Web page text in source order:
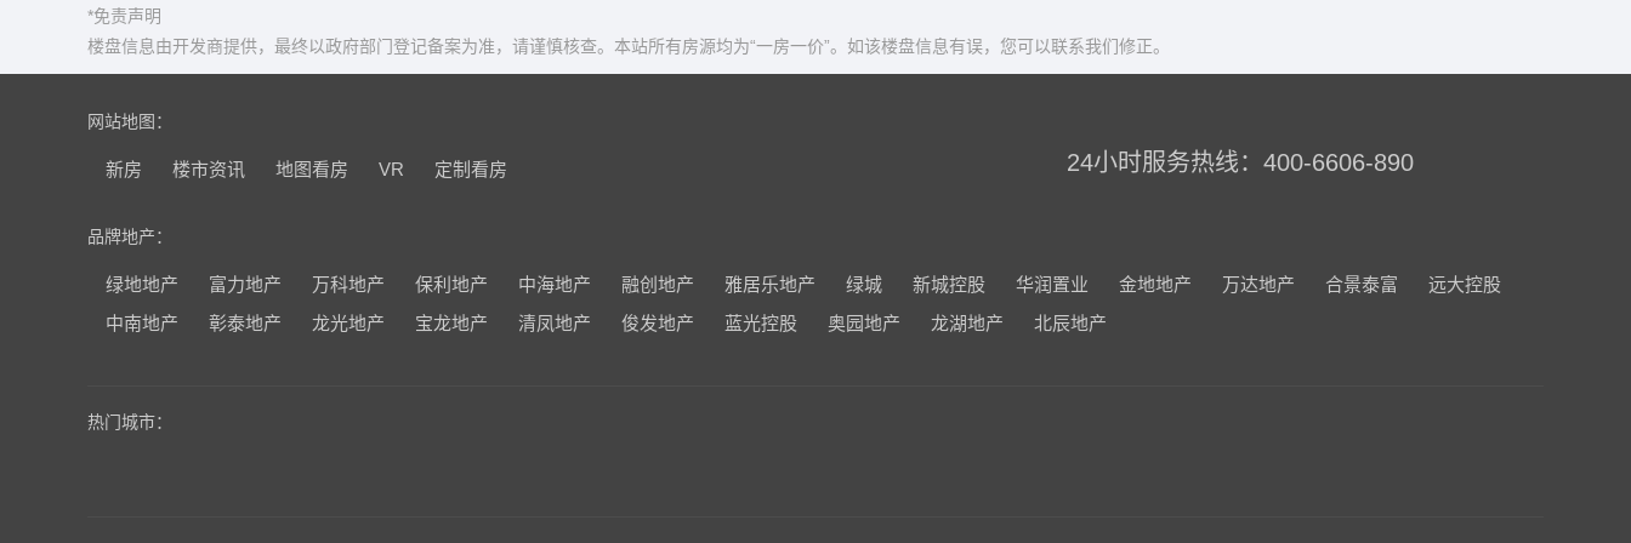
*免责声明
楼盘信息由开发商提供，最终以政府部门登记备案为准，请谨慎核查。本站所有房源均为“一房一价”。如该楼盘信息有误，您可以联系我们修正。
网站地图：
新房 楼市资讯 地图看房 VR 定制看房 24小时服务热线：400-6606-890
品牌地产：
绿地地产 富力地产 万科地产 保利地产 中海地产 融创地产 雅居乐地产 绿城 新城控股 华润置业 金地地产 万达地产 合景泰富
远大控股
中南地产
彰泰地产 龙光地产 宝龙地产 清凤地产 俊发地产 蓝光控股 奥园地产 龙湖地产 北辰地产
热门城市：